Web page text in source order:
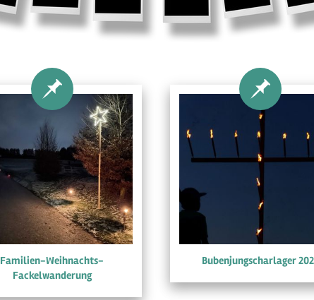
Familien-Weihnachts-
Fackelwanderung
Bubenjungscharlager